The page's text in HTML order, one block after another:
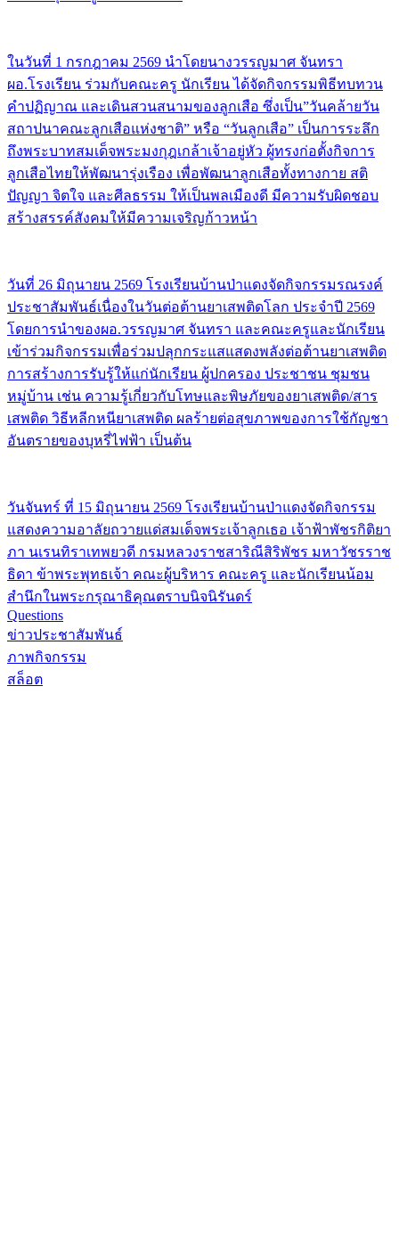
ในวันที่ 1 กรกฎาคม 2569 นำโดยนางวรรญมาศ จันทรา
ผอ.โรงเรียน ร่วมกับคณะครู นักเรียน ได้จัดกิจกรรมพิธีทบทวน
คำปฏิญาณ และเดินสวนสนามของลูกเสือ ซึ่งเป็น”วันคล้ายวัน
สถาปนาคณะลูกเสือแห่งชาติ” หรือ “วันลูกเสือ” เป็นการระลึก
ถึงพระบาทสมเด็จพระมงกุฎเกล้าเจ้าอยู่หัว ผู้ทรงก่อตั้งกิจการ
ลูกเสือไทยให้พัฒนารุ่งเรือง เพื่อพัฒนาลูกเสือทั้งทางกาย สติ
ปัญญา จิตใจ และศีลธรรม ให้เป็นพลเมืองดี มีความรับผิดชอบ
สร้างสรรค์สังคมให้มีความเจริญก้าวหน้า
วันที่ 26 มิถุนายน 2569 โรงเรียนบ้านป่าแดงจัดกิจกรรมรณรงค์
ประชาสัมพันธ์เนื่องในวันต่อต้านยาเสพติดโลก ประจำปี 2569
โดยการนำของผอ.วรรญมาศ จันทรา และคณะครูและนักเรียน
เข้าร่วมกิจกรรมเพื่อร่วมปลุกกระแสแสดงพลังต่อต้านยาเสพติด
การสร้างการรับรู้ให้แก่นักเรียน ผู้ปกครอง ประชาชน ชุมชน
หมู่บ้าน เช่น ความรู้เกี่ยวกับโทษและพิษภัยของยาเสพติด/สาร
เสพติด วิธีหลีกหนียาเสพติด ผลร้ายต่อสุขภาพของการใช้กัญชา
อันตรายของบุหรี่ไฟฟ้า เป็นต้น
วันจันทร์ ที่ 15 มิถุนายน 2569 โรงเรียนบ้านป่าแดงจัดกิจกรรม
แสดงความอาลัยถวายแด่สมเด็จพระเจ้าลูกเธอ เจ้าฟ้าพัชรกิติยา
ภา นเรนทิราเทพยวดี กรมหลวงราชสาริณีสิริพัชร มหาวัชรราช
ธิดา ข้าพระพุทธเจ้า คณะผู้บริหาร คณะครู และนักเรียนน้อม
สำนึกในพระกรุณาธิคุณตราบนิจนิรันดร์
Questions
ข่าวประชาสัมพันธ์
ภาพกิจกรรม
สล็อต